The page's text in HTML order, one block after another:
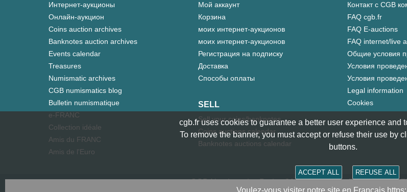
Интернет-аукционы
Онлайн-аукцион
Coins auction archives
Banknotes auction archives
Events calendar
Treasures
Numismatic archives
CGB numismatics blog
Bulletin numismatique
e-FRANC
Collection idéale
Amis du FRANC
Amis de l'Euro
Мой аккаунт
Корзина
моих интернет-аукционов
моих интернет-аукционов
Регистрация на подписку
Доставка
Способы оплаты
SELL
Sell your coins/banknotes
Coins auctions calendar
Banknotes auctions calendar
Контакт с CGB
FAQ cgb.fr
FAQ E-auctions
FAQ internet/live
Общие условия
Условия
Условия
Legal information
Cookies
CGB Numismatics Paris - 36 rue Vivienne - 75002 PARIS
cgb.fr uses cookies to guarantee a better user experience and
To remove the banner, you must accept or refuse their use by
buttons.
ACCEPT ALL REFUSE ALL
Voulez-vous visiter notre site en Français